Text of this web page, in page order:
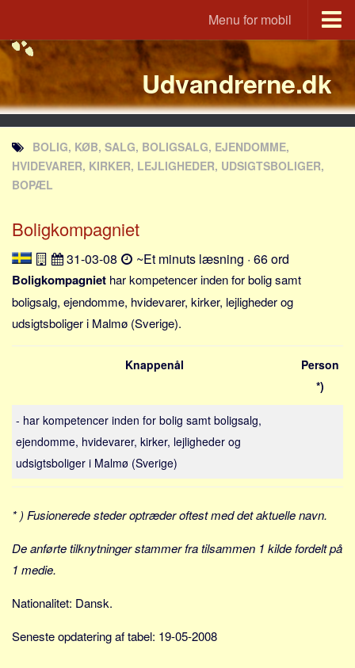
Menu for mobil
Portal
Udvandrerne.dk
Utvandrerne.no
Utvandrarna.se
Tyskland.dk
England.dk
JLKM.dk
Lande
Tyrkiet
Spanien
Italien
Grækenland
USA
Alle
Bolig
Investering
Udvandrerne.dk
BOLIG, KØB, SALG, BOLIGSALG, EJENDOMME,
HVIDEVARER, KIRKER, LEJLIGHEDER, UDSIGTSBOLIGER,
BOPÆL
Boligkompagniet
31-03-08 ~Et minuts læsning · 66 ord
Boligkompagniet har kompetencer inden for bolig samt
boligsalg, ejendomme, hvidevarer, kirker, lejligheder og
udsigtsboliger i Malmø (Sverige).
Knappenål
Person
*)
- har kompetencer inden for bolig samt boligsalg,
ejendomme, hvidevarer, kirker, lejligheder og
udsigtsboliger i Malmø (Sverige)
* ) Fusionerede steder optræder oftest med det aktuelle navn.
De anførte tilknytninger stammer fra tilsammen 1 kilde fordelt på
1 medie.
Nationalitet: Dansk.
Seneste opdatering af tabel: 19-05-2008